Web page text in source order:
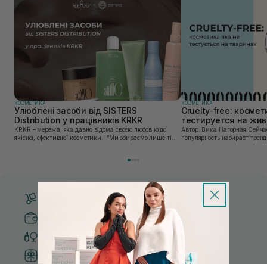
КОСМЕТИКА
Улюблені засоби від SISTERS
Distribution у працівників KRKR
KRKR – мережа, яка давно відома своєю любов’ю до
якісної, ефективної косметики. “Ми обираємо лише ті
КОСМЕТИКА
Cruelty-free:
тестируется на
Автор: Вика Нагорная Сейчас все большую
популярность набирает
Бесплатная доставка от 3000 UAH
Безопасные способы оплаты
Только оригинальная косметика
Система бонусов и лояльности